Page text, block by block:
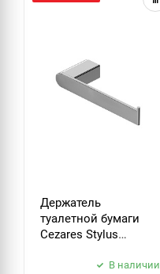
Держатель
туалетной бумаги
Cezares Stylus
В наличии